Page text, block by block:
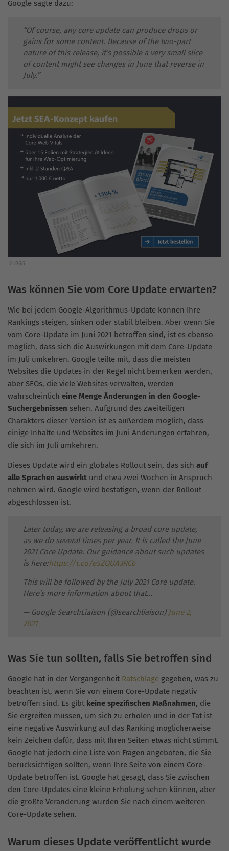
Google sagte dazu:
“Of course, any core update can produce drops or
gains for some content. Because of the two-part
nature of this release, it’s possible a very small slice
of content might see changes in June that reverse in
July.”
© OSG
Was können Sie vom Core Update erwarten?
Wie bei jedem Google-Algorithmus-Update können Ihre
Rankings steigen, sinken oder stabil bleiben. Aber wenn Sie
vom Core-Update im Juni 2021 betroffen sind, ist es ebenso
möglich, dass sich die Auswirkungen mit dem Core-Update
im Juli umkehren. Google teilte mit, dass die meisten
Websites die Updates in der Regel nicht bemerken werden,
aber SEOs, die viele Websites verwalten, werden
wahrscheinlich eine Menge Änderungen in den Google-
Suchergebnissen sehen. Aufgrund des zweiteiligen
Charakters dieser Version ist es außerdem möglich, dass
einige Inhalte und Websites im Juni Änderungen erfahren,
die sich im Juli umkehren.
Dieses Update wird ein globales Rollout sein, das sich auf
alle Sprachen auswirkt und etwa zwei Wochen in Anspruch
nehmen wird. Google wird bestätigen, wenn der Rollout
abgeschlossen ist.
Later today, we are releasing a broad core update,
as we do several times per year. It is called the June
2021 Core Update. Our guidance about such updates
is here:https://t.co/e5ZQUA3RC6
This will be followed by the July 2021 Core update.
Here’s more information about that…
— Google SearchLiaison (@searchliaison) June 2,
2021
Was Sie tun sollten, falls Sie betroffen sind
Google hat in der Vergangenheit Ratschläge gegeben, was zu
beachten ist, wenn Sie von einem Core-Update negativ
betroffen sind. Es gibt keine spezifischen Maßnahmen, die
Sie ergreifen müssen, um sich zu erholen und in der Tat ist
eine negative Auswirkung auf das Ranking möglicherweise
kein Zeichen dafür, dass mit Ihren Seiten etwas nicht stimmt.
Google hat jedoch eine Liste von Fragen angeboten, die Sie
berücksichtigen sollten, wenn Ihre Seite von einem Core-
Update betroffen ist. Google hat gesagt, dass Sie zwischen
den Core-Updates eine kleine Erholung sehen können, aber
die größte Veränderung würden Sie nach einem weiteren
Core-Update sehen.
Warum dieses Update veröffentlicht wurde